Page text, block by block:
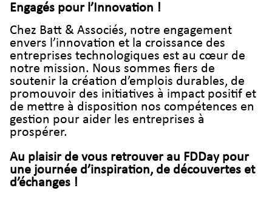
Engagés pour l’Innovation !
Chez Batt & Associés, notre engagement
envers l’innovation et la croissance des
entreprises technologiques est au cœur de
notre mission. Nous sommes fiers de
soutenir la création d’emplois durables, de
promouvoir des initiatives à impact positif et
de mettre à disposition nos compétences en
gestion pour aider les entreprises à
prospérer.
Au plaisir de vous retrouver au FDDay pour
une journée d’inspiration, de découvertes et
d’échanges !